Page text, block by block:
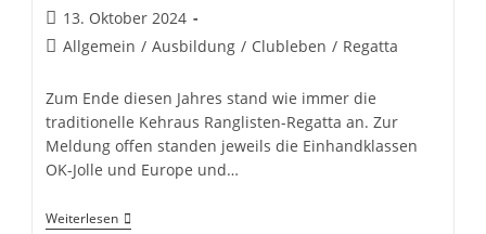
Beitrag
veröffentlicht:
13. Oktober 2024
Beitrags-
Allgemein / Ausbildung / Clubleben / Regatta
Zum Ende diesen Jahres stand wie immer die
traditionelle Kehraus Ranglisten-Regatta an. Zur
Meldung offen standen jeweils die Einhandklassen
OK-Jolle und Europe und…
WeiterlesenKehraus